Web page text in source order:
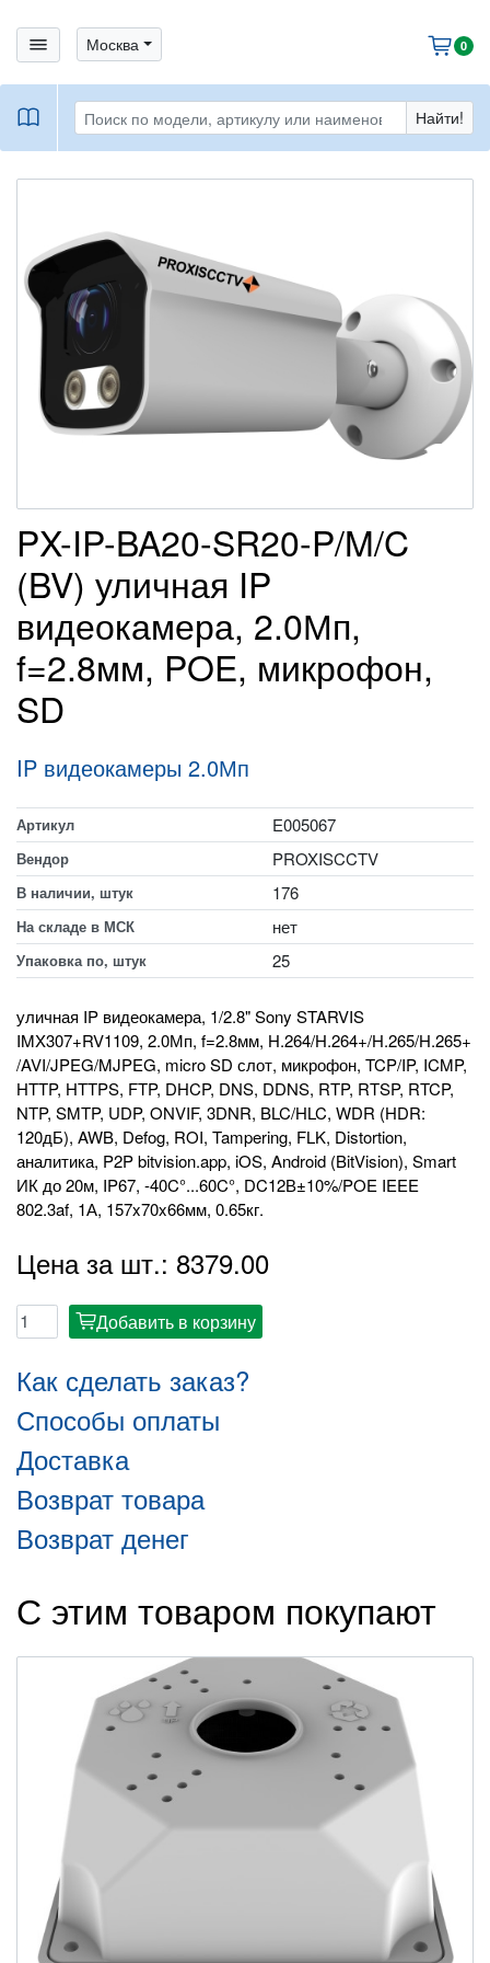
bars Москва cart 0
book Найти!
PX-IP-BA20-SR20-P/M/C
(BV) уличная IP
видеокамера, 2.0Мп,
f=2.8мм, POE, микрофон,
SD
IP видеокамеры 2.0Мп
Артикул E005067
Вендор PROXISCCTV
В наличии, штук 176
На складе в МСК нет
Упаковка по, штук 25
уличная IP видеокамера, 1/2.8" Sony STARVIS
IMX307+RV1109, 2.0Мп, f=2.8мм, H.264/H.264+/H.265/H.265+
/AVI/JPEG/MJPEG, micro SD слот, микрофон, TCP/IP, ICMP,
HTTP, HTTPS, FTP, DHCP, DNS, DDNS, RTP, RTSP, RTCP,
NTP, SMTP, UDP, ONVIF, 3DNR, BLC/HLC, WDR (HDR:
120дБ), AWB, Defog, ROI, Tampering, FLK, Distortion,
аналитика, P2P bitvision.app, iOS, Android (BitVision), Smart
ИК до 20м, IP67, -40C°...60C°, DC12В±10%/POE IEEE
802.3af, 1А, 157x70x66мм, 0.65кг.
Цена за шт.: 8379.00
cartДобавить в корзину
Как сделать заказ?
Способы оплаты
Доставка
Возврат товара
Возврат денег
С этим товаром покупают